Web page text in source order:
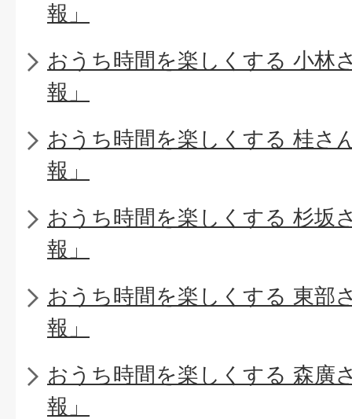
報」
おうち時間を楽しくする 小林
報」
おうち時間を楽しくする 桂さ
報」
おうち時間を楽しくする 杉坂
報」
おうち時間を楽しくする 東部
報」
おうち時間を楽しくする 森廣
報」